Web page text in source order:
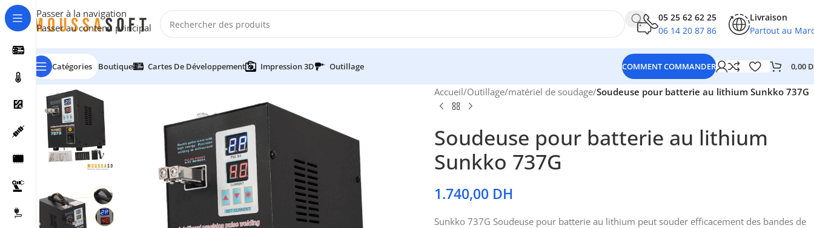
Passer à la navigation
Passer au contenu principal
05 25 62 62 25
06 14 20 87 86
Livraison
Partout au
Catégories Boutique Cartes De Développement Impression 3D Outillage COMMENT COMMANDER 0,00
Accueil/Outillage/matériel de soudage/Soudeuse pour batterie au lithium Sunkko 737G
Soudeuse pour batterie au lithium
Sunkko 737G
1.740,00 DH
Sunkko 737G Soudeuse pour batterie au lithium peut souder efficacement des bandes de